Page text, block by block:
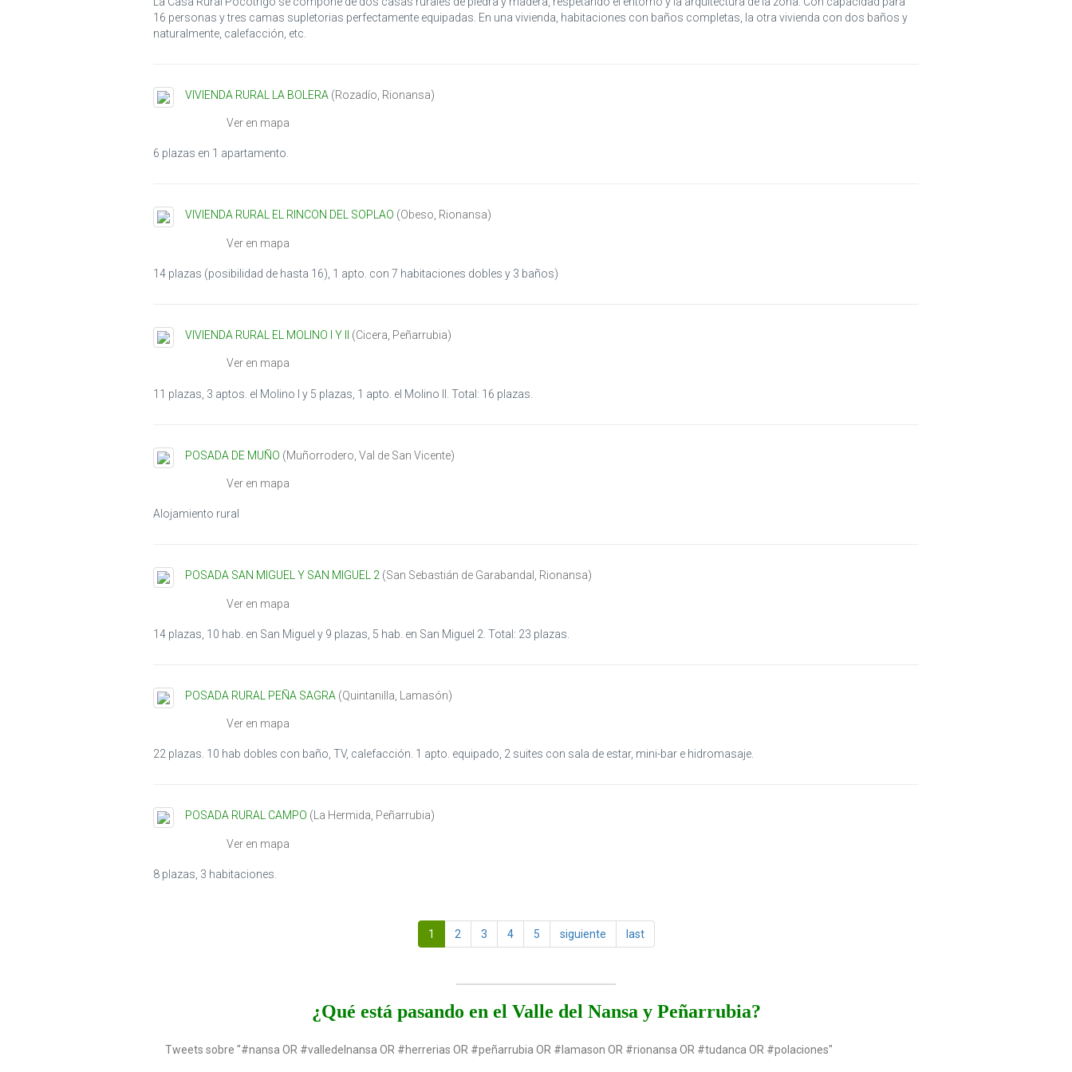
16 personas y tres camas supletorias perfectamente equipadas. En una vivienda, habitaciones con baños completas, la otra vivienda con dos baños y
naturalmente, calefacción, etc.
VIVIENDA RURAL LA BOLERA (Rozadío Rionansa)
Ver en mapa
6 plazas en 1 apartamento.
VIVIENDA RURAL EL RINCON DEL SOPLAO (Obeso, Rionansa)
Ver en mapa
14 plazas (posibilidad de hasta 16), 1 apto. con 7 habitaciones dobles y 3 baños)
VIVIENDA RURAL EL MOLINO I Y II (Cicera Peñarrubia)
Ver en mapa
11 plazas, 3 aptos. el Molino I y 5 plazas, 1 apto. el Molino II. Total: 16 plazas.
POSADA DE MUÑO (Muñorrodero Val de San Vicente)
Ver en mapa
Alojamiento rural
POSADA SAN MIGUEL Y SAN MIGUEL 2 (San Sebastián de Garabandal Rionansa)
Ver en mapa
14 plazas, 10 hab. en San Miguel y 9 plazas, 5 hab. en San Miguel 2. Total: 23 plazas.
POSADA RURAL PEÑA SAGRA (Quintanilla Lamasón)
Ver en mapa
22 plazas. 10 hab dobles con baño, TV, calefacción. 1 apto. equipado, 2 suites con sala de estar, mini-bar e hidromasaje.
POSADA RURAL CAMPO (La Hermida, Peñarrubia)
Ver en mapa
8 plazas, 3 habitaciones.
1 2 3 4 5 siguiente last
¿Qué está pasando en el Valle del Nansa y Peñarrubia?
Tweets sobre "#nansa OR #valledelnansa OR #herrerias OR #peñarrubia OR #lamason OR #rionansa OR #tudanca OR #polaciones"